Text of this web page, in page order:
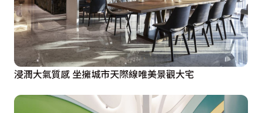
浸潤大氣質感 坐擁城市天際線唯美景觀大宅